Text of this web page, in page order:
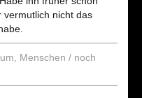
vermutlich nicht das
Menschen / noch